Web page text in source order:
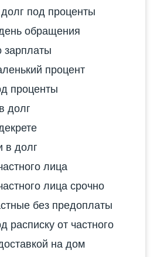
под проценты
обращения
зарплаты
процент
проценты
долг
в долг
лица
лица срочно
без предоплаты
расписку от частного
на дом